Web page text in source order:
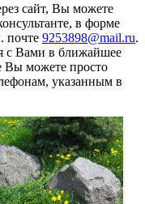
сайт, Вы можете
в форме
почте 9253898@mail.ru.
с Вами в ближайшее
Вы можете просто
указанным в